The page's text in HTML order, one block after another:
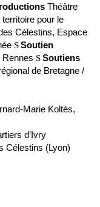
Théâtre
territoire pour le
Célestins, Espace
SSoutien
Rennes SSoutiens
de Bretagne /
Marie Koltès,
d’Ivry
Célestins (Lyon)